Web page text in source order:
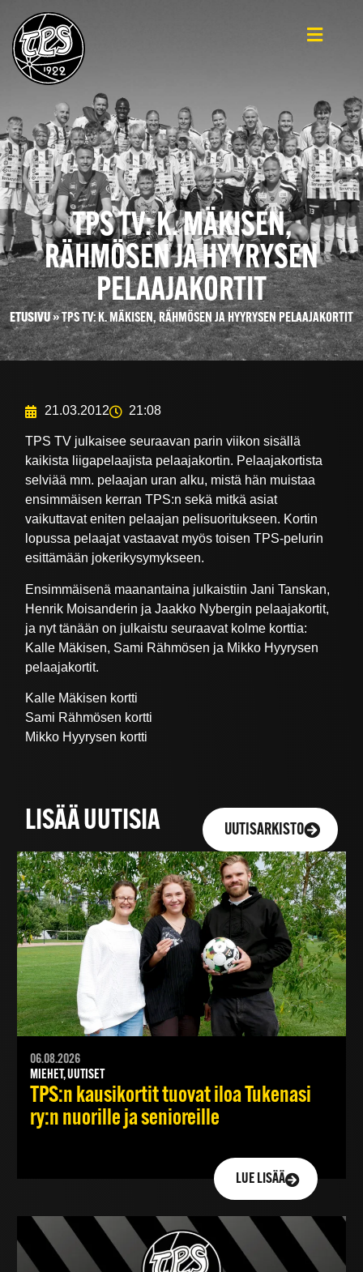
TPS TV: K. MÄKISEN,
RÄHMÖSEN JA HYYRYSEN
PELAAJAKORTIT
ETUSIVU»TPS TV: K. MÄKISEN, RÄHMÖSEN JA HYYRYSEN PELAAJAKORTIT
21.03.2012 21:08
TPS TV julkaisee seuraavan parin viikon sisällä
kaikista liigapelaajista pelaajakortin. Pelaajakortista
selviää mm. pelaajan uran alku, mistä hän muistaa
ensimmäisen kerran TPS:n sekä mitkä asiat
vaikuttavat eniten pelaajan pelisuoritukseen. Kortin
lopussa pelaajat vastaavat myös toisen TPS-pelurin
esittämään jokerikysymykseen.
Ensimmäisenä maanantaina julkaistiin Jani Tanskan,
Henrik Moisanderin ja Jaakko Nybergin pelaajakortit,
ja nyt tänään on julkaistu seuraavat kolme korttia:
Kalle Mäkisen, Sami Rähmösen ja Mikko Hyyrysen
pelaajakortit.
Kalle Mäkisen kortti
Sami Rähmösen kortti
Mikko Hyyrysen kortti
LISÄÄ UUTISIA UUTISARKISTO
06.08.2026
MIEHET, UUTISET
TPS:n kausikortit tuovat iloa Tukenasi
ry:n nuorille ja senioreille
LUE LISÄÄ